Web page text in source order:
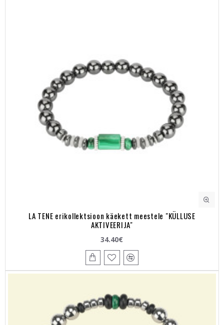
LA TENE erikollektsioon käekett meestele "KÜLLUSE
AKTIVEERIJA"
34.40€